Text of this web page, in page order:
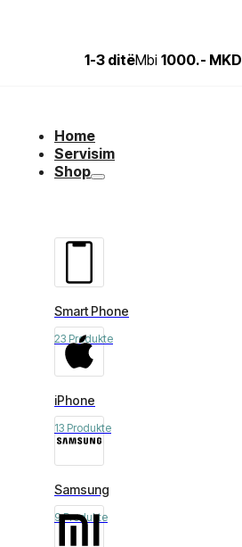
1-3 ditëMbi 1000.- MKD
Home
Servisim
Shop
Smart Phone
23 Produkte
iPhone
13 Produkte
Samsung
9 Produkte